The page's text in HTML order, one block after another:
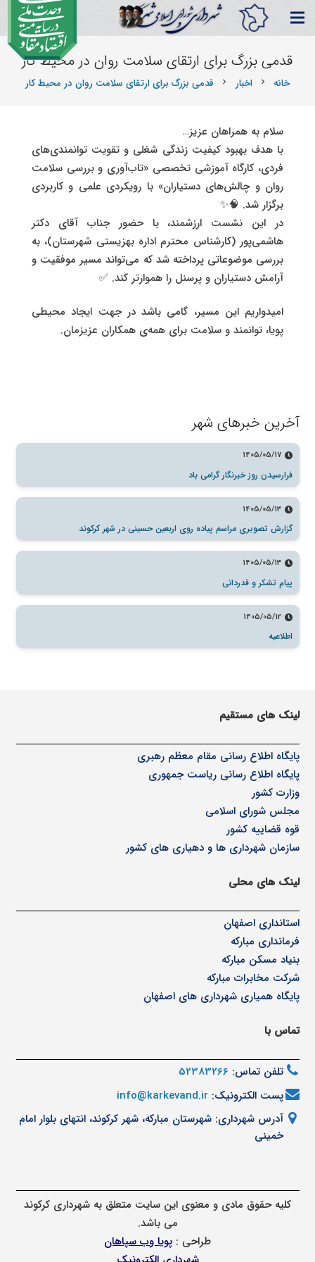
قدمی بزرگ برای ارتقای سلامت روان در محیط کار
خانه chevron_right اخبار chevron_right قدمی بزرگ برای ارتقای سلامت روان در محیط کار
سلام به همراهان عزیز…
با هدف بهبود کیفیت زندگی شغلی و تقویت توانمندی‌های
فردی، کارگاه آموزشی تخصصی «تاب‌آوری و بررسی سلامت
روان و چالش‌های دستیاران» با رویکردی علمی و کاربردی
برگزار شد. 🧠✨
در این نشست ارزشمند، با حضور جناب آقای دکتر
هاشمی‌پور (کارشناس محترم اداره بهزیستی شهرستان)، به
بررسی موضوعاتی پرداخته شد که می‌تواند مسیر موفقیت و
آرامش دستیاران و پرسنل را هموارتر کند. ✅
امیدواریم این مسیر، گامی باشد در جهت ایجاد محیطی
پویا، توانمند و سلامت برای همه‌ی همکاران عزیزمان.
آخرین خبرهای شهر
1405/05/17
فرارسیدن روز خبرنگار گرامی باد
1405/05/13
گزارش تصویری مراسم پیاده روی اربعین حسینی در شهر کرکوند
1405/05/13
پیام تشکر و قدردانی
1405/05/12
اطلاعیه
لینک های مستقیم
پایگاه اطلاع رسانی مقام معظم رهبری
پایگاه اطلاع رسانی ریاست جمهوری
وزارت کشور
مجلس شورای اسلامی
قوه قضاییه کشور
سازمان شهرداری ها و دهیاری های کشور
لینک های محلی
استانداری اصفهان
فرمانداری مبارکه
بنیاد مسکن مبارکه
شرکت مخابرات مبارکه
پایگاه همیاری شهرداری های اصفهان
تماس با
تلفن تماس: 52383266
پست الکترونیک: info@karkevand.ir
آدرس شهرداری: شهرستان مبارکه، شهر کرکوند، انتهای بلوار امام
خمینی
کلیه حقوق مادی و معنوی این سایت متعلق به شهرداری کرکوند
می باشد.
طراحی : پویا وب سپاهان